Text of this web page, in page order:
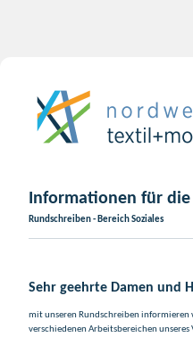
Informationen für
Rundschreiben - Bereich Soziales
Sehr geehrte Damen und
mit unseren Rundschreiben informieren
verschiedenen Arbeitsbereichen unseres